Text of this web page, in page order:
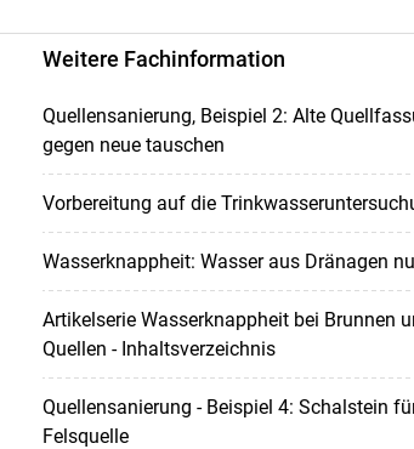
Weitere Fachinformation
Quellensanierung, Beispiel 2: Alte
gegen neue tauschen
Vorbereitung auf die
Wasserknappheit: Wasser aus Dränagen
Artikelserie Wasserknappheit bei Brunnen
Quellen - Inhaltsverzeichnis
Quellensanierung - Beispiel 4: Schalstein
Felsquelle